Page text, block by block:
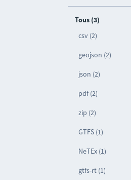
Tous (3)
csv (2)
geojson (2)
json (2)
pdf (2)
zip (2)
GTFS (1)
NeTEx (1)
gtfs-rt (1)